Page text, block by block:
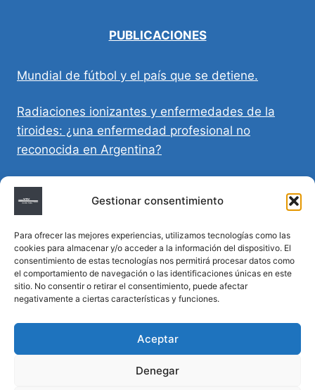
Gestionar consentimiento
Para ofrecer las mejores experiencias, utilizamos tecnologías como las
cookies para almacenar y/o acceder a la información del dispositivo. El
consentimiento de estas tecnologías nos permitirá procesar datos como
el comportamiento de navegación o las identificaciones únicas en este
sitio. No consentir o retirar el consentimiento, puede afectar
negativamente a ciertas características y funciones.
Aceptar
Denegar
PUBLICACIONES
Mundial de fútbol y el país que se detiene.
Radiaciones ionizantes y enfermedades de la
tiroides: ¿una enfermedad profesional no
reconocida en Argentina?
Directivas Médicas Anticipadas en Córdoba:
requisitos, registro y validez legal
Sumar vida a los años: decálogo para un
envejecimiento saludable
Determinación de la hora de muerte en